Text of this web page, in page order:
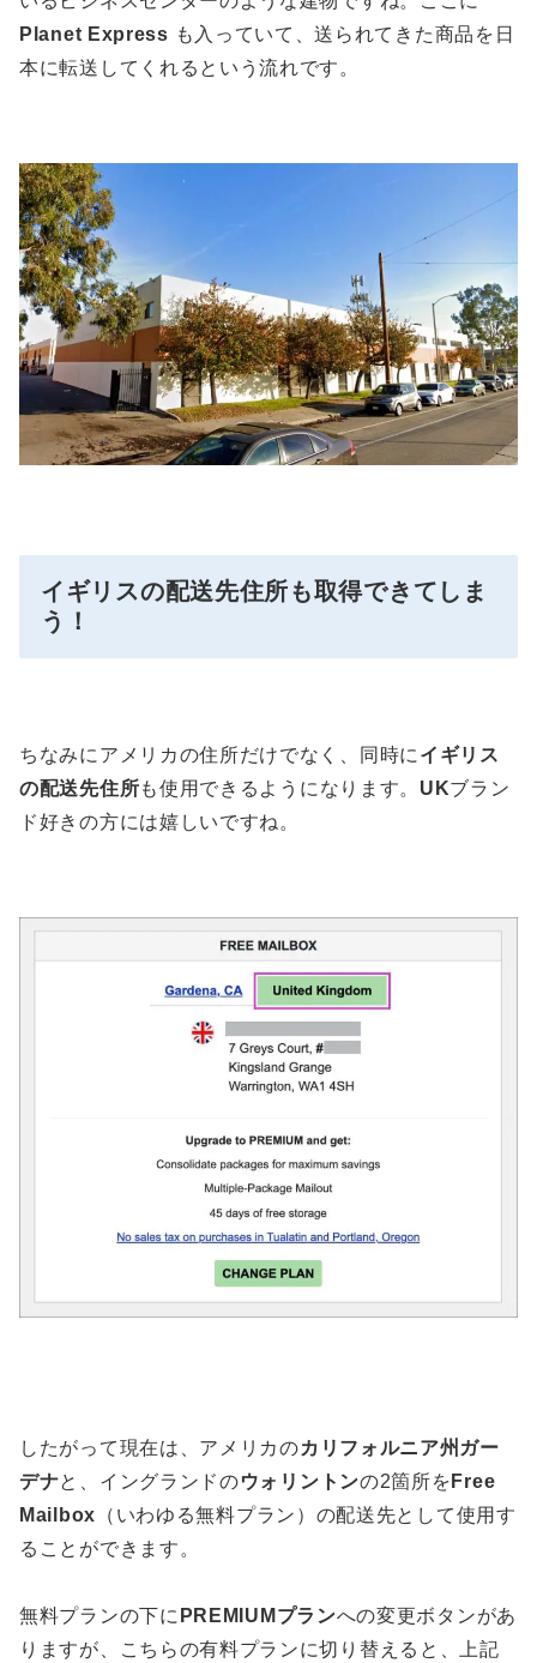
Planet Express も入っていて、送られてきた商品を日
本に転送してくれるという流れです。
イギリスの配送先住所も取得できてしま
う！
ちなみにアメリカの住所だけでなく、同時に イギリス
の配送先住所も使用できるようになります。 UKブラン
ド好きの方には嬉しいですね。
したがって現在は、アメリカのカリフォルニア州ガー
デナと、イングランドのウォリントンの2箇所を Free
Mailbox （いわゆる無料プラン）の配送先として使用す
ることができます。
無料プランの下に PREMIUMプランへの変更ボタンがあ
りますが、こちらの有料プランに切り替えると、上記